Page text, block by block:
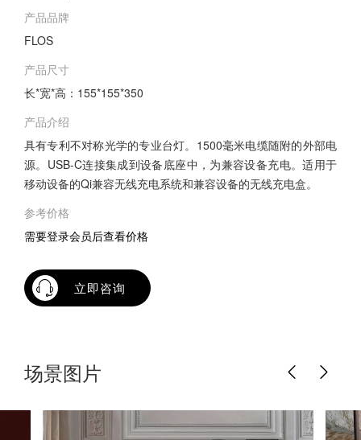
产品品牌
FLOS
产品尺寸
长*宽*高：155*155*350
产品介绍
具有专利不对称光学的专业台灯。1500毫米电缆随附的外部电
源。USB-C连接集成到设备底座中，为兼容设备充电。适用于
移动设备的Qi兼容无线充电系统和兼容设备的无线充电盒。
参考价格
需要登录会员后查看价格
立即咨询
场景图片